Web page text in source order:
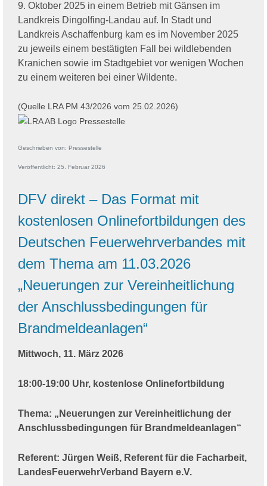
9. Oktober 2025 in einem Betrieb mit Gänsen im
Landkreis Dingolfing-Landau auf. In Stadt und
Landkreis Aschaffenburg kam es im November 2025
zu jeweils einem bestätigten Fall bei wildlebenden
Kranichen sowie im Stadtgebiet vor wenigen Wochen
zu einem weiteren bei einer Wildente.
(Quelle LRA PM 43/2026 vom 25.02.2026)
Geschrieben von: Pressestelle
Veröffentlicht: 25. Februar 2026
DFV direkt – Das Format mit
kostenlosen Onlinefortbildungen des
Deutschen Feuerwehrverbandes mit
dem Thema am 11.03.2026
„Neuerungen zur Vereinheitlichung
der Anschlussbedingungen für
Brandmeldeanlagen“
Mittwoch, 11. März 2026
18:00-19:00 Uhr, kostenlose Onlinefortbildung
Thema: „Neuerungen zur Vereinheitlichung der
Anschlussbedingungen für Brandmeldeanlagen“
Referent: Jürgen Weiß, Referent für die Facharbeit,
LandesFeuerwehrVerband Bayern e.V.